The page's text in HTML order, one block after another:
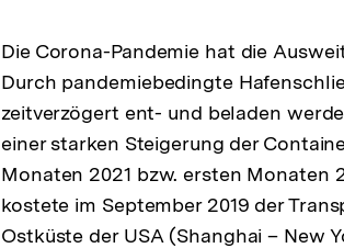
Die Corona-Pandemie hat die
Durch pandemiebedingte
zeitverzögert ent- und beladen
einer starken Steigerung der
Monaten 2021 bzw. ersten Monaten
kostete im September 2019 der
Ostküste der USA (Shanghai – New